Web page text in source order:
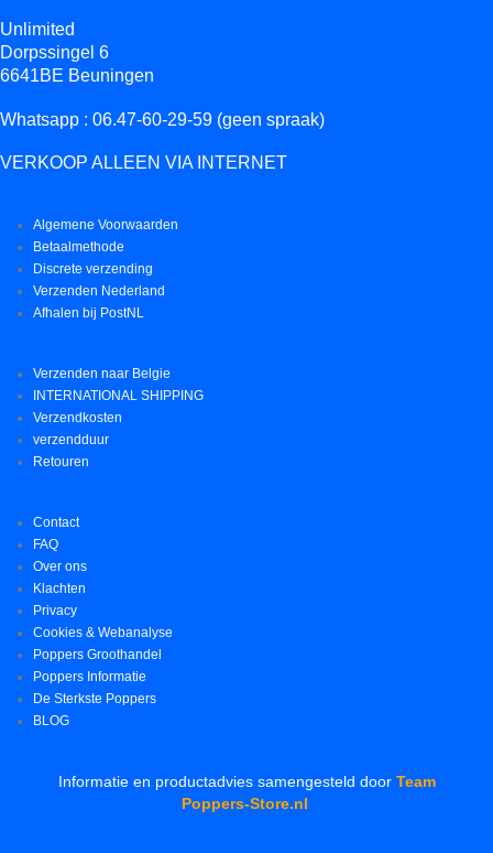
Unlimited
Dorpssingel 6
6641BE Beuningen
Whatsapp : 06.47-60-29-59 (geen spraak)
VERKOOP ALLEEN VIA INTERNET
Algemene Voorwaarden
Betaalmethode
Discrete verzending
Verzenden Nederland
Afhalen bij PostNL
Verzenden naar Belgie
INTERNATIONAL SHIPPING
Verzendkosten
verzendduur
Retouren
Contact
FAQ
Over ons
Klachten
Privacy
Cookies & Webanalyse
Poppers Groothandel
Poppers Informatie
De Sterkste Poppers
BLOG
Informatie en productadvies samengesteld door Team
Poppers-Store.nl.